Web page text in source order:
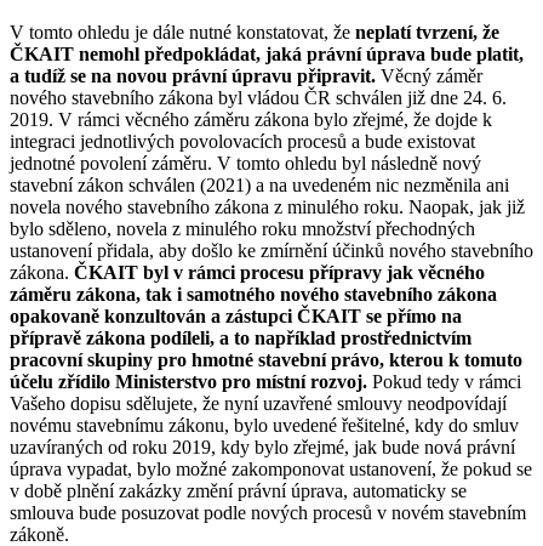
V tomto ohledu je dále nutné konstatovat, že neplatí tvrzení, že
ČKAIT nemohl předpokládat, jaká právní úprava bude platit,
a tudíž se na novou právní úpravu připravit. Věcný záměr
nového stavebního zákona byl vládou ČR schválen již dne 24. 6.
2019. V rámci věcného záměru zákona bylo zřejmé, že dojde k
integraci jednotlivých povolovacích procesů a bude existovat
jednotné povolení záměru. V tomto ohledu byl následně nový
stavební zákon schválen (2021) a na uvedeném nic nezměnila ani
novela nového stavebního zákona z minulého roku. Naopak, jak již
bylo sděleno, novela z minulého roku množství přechodných
ustanovení přidala, aby došlo ke zmírnění účinků nového stavebního
zákona. ČKAIT byl v rámci procesu přípravy jak věcného
záměru zákona, tak i samotného nového stavebního zákona
opakovaně konzultován a zástupci ČKAIT se přímo na
přípravě zákona podíleli, a to například prostřednictvím
pracovní skupiny pro hmotné stavební právo, kterou k tomuto
účelu zřídilo Ministerstvo pro místní rozvoj. Pokud tedy v rámci
Vašeho dopisu sdělujete, že nyní uzavřené smlouvy neodpovídají
novému stavebnímu zákonu, bylo uvedené řešitelné, kdy do smluv
uzavíraných od roku 2019, kdy bylo zřejmé, jak bude nová právní
úprava vypadat, bylo možné zakomponovat ustanovení, že pokud se
v době plnění zakázky změní právní úprava, automaticky se
smlouva bude posuzovat podle nových procesů v novém stavebním
zákoně.